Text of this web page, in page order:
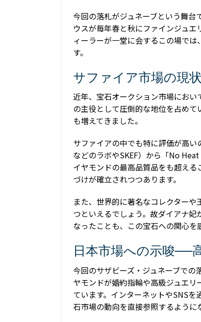
今回の落札がジュネーブという舞台
ウスが毎年春と秋にファインジュ
ィーラーが一堂に会するこの場で
す。
サファイア市場の現
近年、宝石オークション市場にお
の主役として圧倒的な地位を占め
も増えてきました。
サファイアの中でも特に評価が高
などのラボやSKEF）から「No
イヤモンドの最高品質品をも超え
づけが確立されつつあります。
また、世界的に著名なコレクター
つといえるでしょう。故ダイアナ
なったことも、この宝石への関心を
日本市場への示唆──
今回のサザビーズ・ジュネーブでの
ヤモンドが婚約指輪や高級ジュエ
ています。インターネットやSNS
石市場の動向を直接参照するように